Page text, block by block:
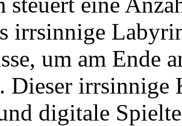
irrsinnige
um am Ende
Dieser irrsinnige
digitale